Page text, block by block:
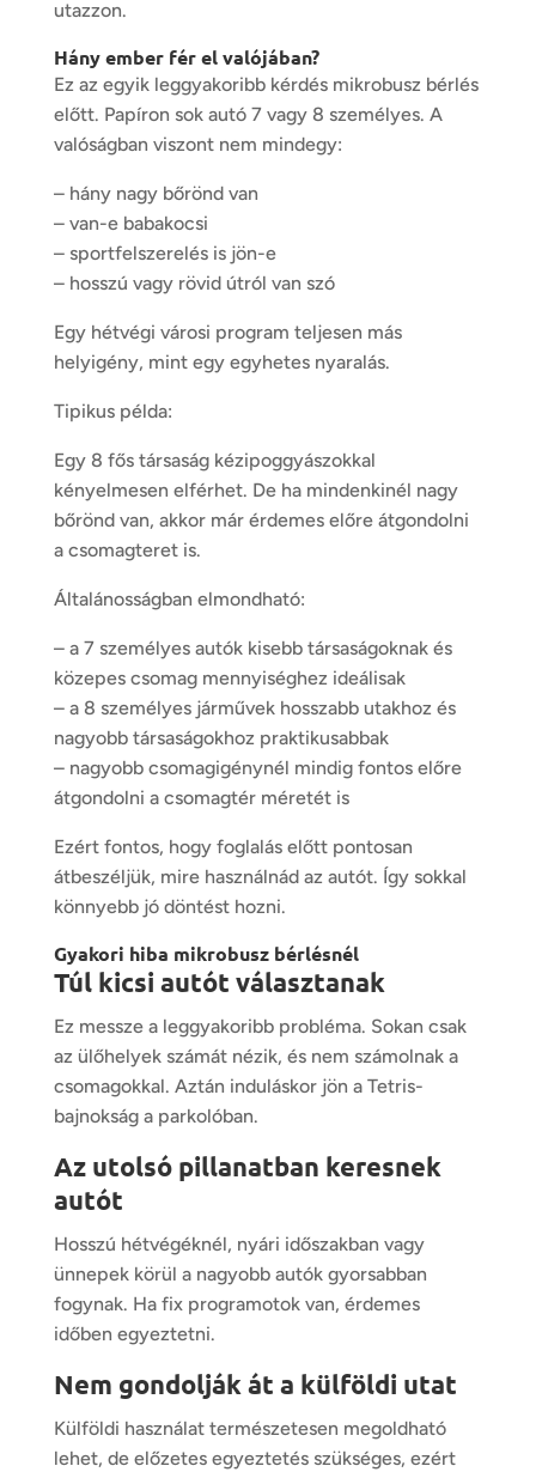
utazzon.
Hány ember fér el valójában?
Ez az egyik leggyakoribb kérdés mikrobusz bérlés
előtt. Papíron sok autó 7 vagy 8 személyes. A
valóságban viszont nem mindegy:
– hány nagy bőrönd van
– van-e babakocsi
– sportfelszerelés is jön-e
– hosszú vagy rövid útról van szó
Egy hétvégi városi program teljesen más
helyigény, mint egy egyhetes nyaralás.
Tipikus példa:
Egy 8 fős társaság kézipoggyászokkal
kényelmesen elférhet. De ha mindenkinél nagy
bőrönd van, akkor már érdemes előre átgondolni
a csomagteret is.
Általánosságban elmondható:
– a 7 személyes autók kisebb társaságoknak és
közepes csomag mennyiséghez ideálisak
– a 8 személyes járművek hosszabb utakhoz és
nagyobb társaságokhoz praktikusabbak
– nagyobb csomagigénynél mindig fontos előre
átgondolni a csomagtér méretét is
Ezért fontos, hogy foglalás előtt pontosan
átbeszéljük, mire használnád az autót. Így sokkal
könnyebb jó döntést hozni.
Gyakori hiba mikrobusz bérlésnél
Túl kicsi autót választanak
Ez messze a leggyakoribb probléma. Sokan csak
az ülőhelyek számát nézik, és nem számolnak a
csomagokkal. Aztán induláskor jön a Tetris-
bajnokság a parkolóban.
Az utolsó pillanatban keresnek
autót
Hosszú hétvégéknél, nyári időszakban vagy
ünnepek körül a nagyobb autók gyorsabban
fogynak. Ha fix programotok van, érdemes
időben egyeztetni.
Nem gondolják át a külföldi utat
Külföldi használat természetesen megoldható
lehet, de előzetes egyeztetés szükséges, ezért